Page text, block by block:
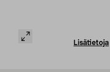
Lisätietoja